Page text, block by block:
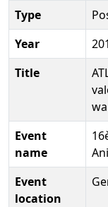
Type
Year
Title
Event
name
Event
location